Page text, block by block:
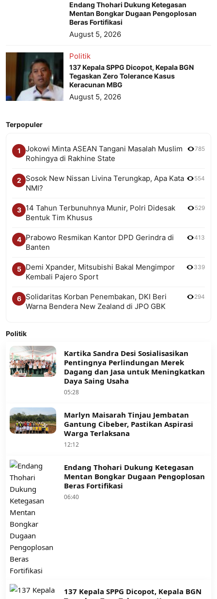
Endang Thohari Dukung Ketegasan
Mentan Bongkar Dugaan Pengoplosan
Beras Fortifikasi
August 5, 2026
Politik
137 Kepala SPPG Dicopot, Kepala BGN
Tegaskan Zero Tolerance Kasus
Keracunan MBG
August 5, 2026
Terpopuler
1
Jokowi Minta ASEAN Tangani Masalah Muslim
Rohingya di Rakhine State
785
2
Sosok New Nissan Livina Terungkap, Apa Kata
NMI?
554
3
14 Tahun Terbunuhnya Munir, Polri Didesak
Bentuk Tim Khusus
529
4
Prabowo Resmikan Kantor DPD Gerindra di
Banten
413
5
Demi Xpander, Mitsubishi Bakal Mengimpor
Kembali Pajero Sport
339
6
Solidaritas Korban Penembakan, DKI Beri
Warna Bendera New Zealand di JPO GBK
294
Politik
Kartika Sandra Desi Sosialisasikan
Pentingnya Perlindungan Merek
Dagang dan Jasa untuk Meningkatkan
Daya Saing Usaha
05:28
Marlyn Maisarah Tinjau Jembatan
Gantung Cibeber, Pastikan Aspirasi
Warga Terlaksana
12:12
Endang Thohari Dukung Ketegasan
Mentan Bongkar Dugaan Pengoplosan
Beras Fortifikasi
06:40
137 Kepala SPPG Dicopot, Kepala BGN